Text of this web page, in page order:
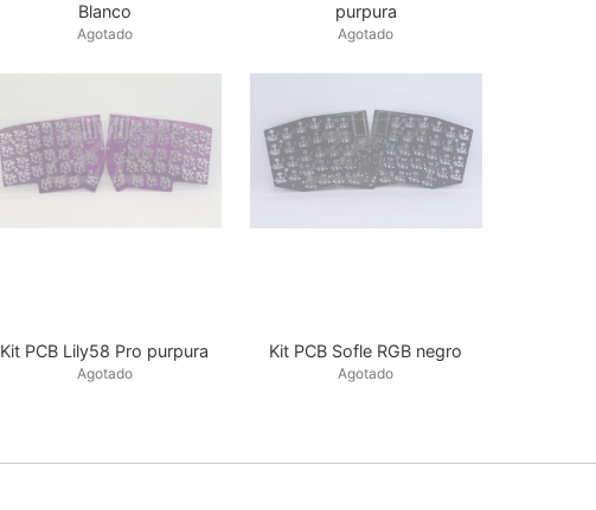
Blanco
Agotado
purpura
Agotado
Kit PCB Lily58 Pro purpura
Agotado
Kit PCB Sofle RGB negro
Agotado